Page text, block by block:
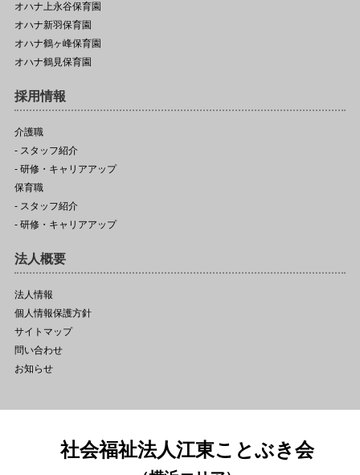
オハナ上永谷保育園
オハナ新羽保育園
オハナ鶴ヶ峰保育園
オハナ鶴見保育園
採用情報
介護職
- スタッフ紹介
- 研修・キャリアアップ
保育職
- スタッフ紹介
- 研修・キャリアアップ
法人概要
法人情報
個人情報保護方針
サイトマップ
問い合わせ
お知らせ
社会福祉法人江東ことぶき会